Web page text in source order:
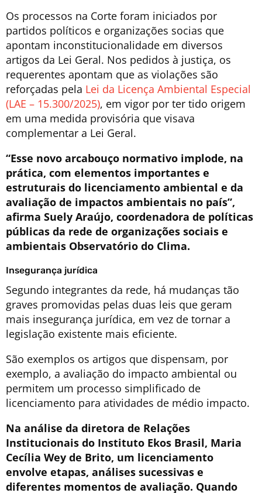
Os processos na Corte foram iniciados por
partidos políticos e organizações socias que
apontam inconstitucionalidade em diversos
artigos da Lei Geral. Nos pedidos à justiça, os
requerentes apontam que as violações são
reforçadas pela Lei da Licença Ambiental Especial
(LAE – 15.300/2025), em vigor por ter tido origem
em uma medida provisória que visava
complementar a Lei Geral.
“Esse novo arcabouço normativo implode, na
prática, com elementos importantes e
estruturais do licenciamento ambiental e da
avaliação de impactos ambientais no país”,
afirma Suely Araújo, coordenadora de políticas
públicas da rede de organizações sociais e
ambientais Observatório do Clima.
Insegurança jurídica
Segundo integrantes da rede, há mudanças tão
graves promovidas pelas duas leis que geram
mais insegurança jurídica, em vez de tornar a
legislação existente mais eficiente.
São exemplos os artigos que dispensam, por
exemplo, a avaliação do impacto ambiental ou
permitem um processo simplificado de
licenciamento para atividades de médio impacto.
Na análise da diretora de Relações
Institucionais do Instituto Ekos Brasil, Maria
Cecília Wey de Brito, um licenciamento
envolve etapas, análises sucessivas e
diferentes momentos de avaliação. Quando